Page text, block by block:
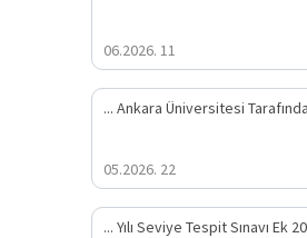
11 .06.2026
Ankara Üniversitesi Tarafından
22 .05.2026
2026 Yılı